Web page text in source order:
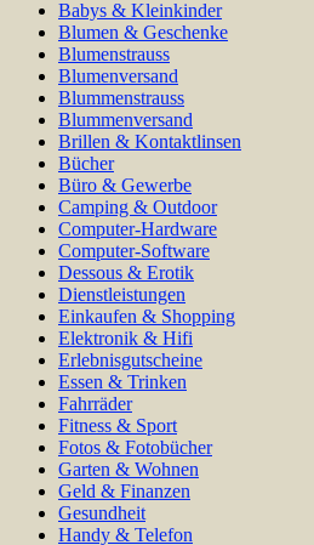
Babys & Kleinkinder
Blumen & Geschenke
Blumenstrauss
Blumenversand
Blummenstrauss
Blummenversand
Brillen & Kontaktlinsen
Bücher
Büro & Gewerbe
Camping & Outdoor
Computer-Hardware
Computer-Software
Dessous & Erotik
Dienstleistungen
Einkaufen & Shopping
Elektronik & Hifi
Erlebnisgutscheine
Essen & Trinken
Fahrräder
Fitness & Sport
Fotos & Fotobücher
Garten & Wohnen
Geld & Finanzen
Gesundheit
Handy & Telefon